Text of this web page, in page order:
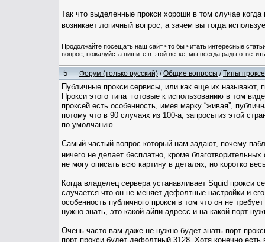
Так что выделенные прокси хороши в том случае
возникает логичный вопрос, а зачем вы тогда
Продолжайте посещать наш сайт что бы читать интересные
вопрос, пожалуйста пишите в этой ветке, мы всегда рады
5 Форум (только русский) /Общие вопросы /Типы
Публичные прокси сервисы, или как еще их называют,
Прокси этого типа готовые к использованию в том
проксей есть особенность, имея марку “живая”,
потому что в 90 случаях из 100-а, запросы из этой
по умолчанию.
Самый частый вопрос который нам задают, почему
ничего не делает бесплатно, кроме
не могу описать всю картину в деталях, но коротко
Когда владелец сервера устанавливает Squid прокси
случается что он не меняет дефолтные настройки и
особенность публичного прокси в том что он не
нужно знать, это какой айпи адресс и на какой порт
Очень часто вам даже не нужно будет знать порт
порт прокси будет дефолтный 3128. Хотя конечно